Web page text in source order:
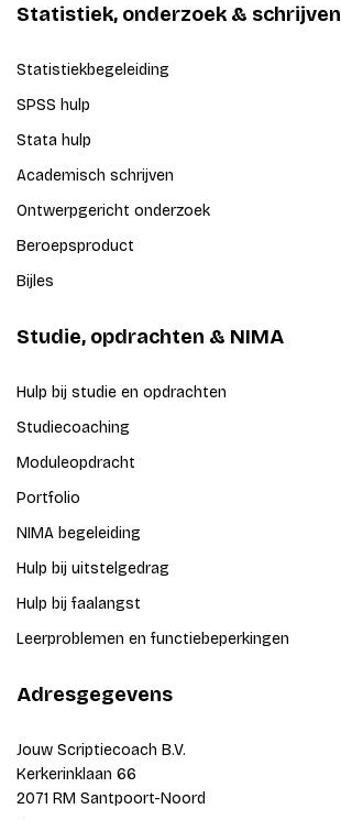
Statistiek, onderzoek & schrijven
Statistiekbegeleiding
SPSS hulp
Stata hulp
Academisch schrijven
Ontwerpgericht onderzoek
Beroepsproduct
Bijles
Studie, opdrachten & NIMA
Hulp bij studie en opdrachten
Studiecoaching
Moduleopdracht
Portfolio
NIMA begeleiding
Hulp bij uitstelgedrag
Hulp bij faalangst
Leerproblemen en functiebeperkingen
Adresgegevens
Jouw Scriptiecoach B.V.
Kerkerinklaan 66
2071 RM Santpoort-Noord